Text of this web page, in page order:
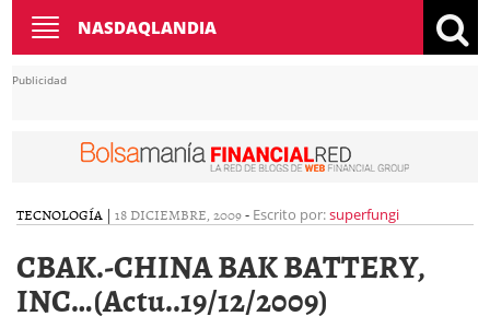
Toggle
navigation
NASDAQLANDIA
Publicidad
TECNOLOGÍA | 18 DICIEMBRE, 2009- Escrito por:superfungi
CBAK.-CHINA BAK BATTERY,
INC…(Actu..19/12/2009)